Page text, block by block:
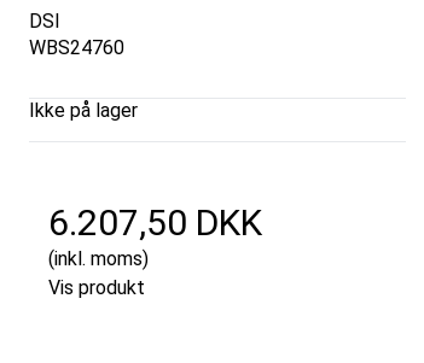
DSI
WBS24760
Ikke på lager
6.207,50 DKK
(inkl. moms)
Vis produkt